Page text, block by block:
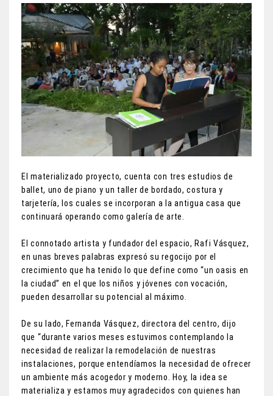
El materializado proyecto, cuenta con tres estudios de
ballet, uno de piano y un taller de bordado, costura y
tarjetería, los cuales se incorporan a la antigua casa que
continuará operando como galería de arte.
El connotado artista y fundador del espacio, Rafi Vásquez,
en unas breves palabras expresó su regocijo por el
crecimiento que ha tenido lo que define como “un oasis en
la ciudad” en el que los niños y jóvenes con vocación,
pueden desarrollar su potencial al máximo.
De su lado, Fernanda Vásquez, directora del centro, dijo
que “durante varios meses estuvimos contemplando la
necesidad de realizar la remodelación de nuestras
instalaciones, porque entendíamos la necesidad de ofrecer
un ambiente más acogedor y moderno. Hoy, la idea se
materializa y estamos muy agradecidos con quienes han